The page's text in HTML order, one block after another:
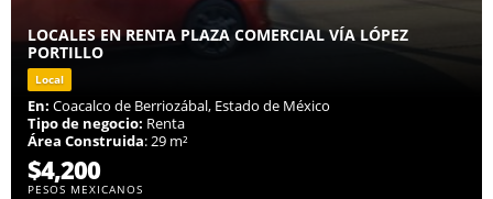
LOCALES EN RENTA PLAZA COMERCIAL VÍA LÓPEZ
PORTILLO
Local
En: Coacalco de Berriozábal, Estado de México
Tipo de negocio: Renta
Área Construida: 29 m²
$4,200
PESOS MEXICANOS